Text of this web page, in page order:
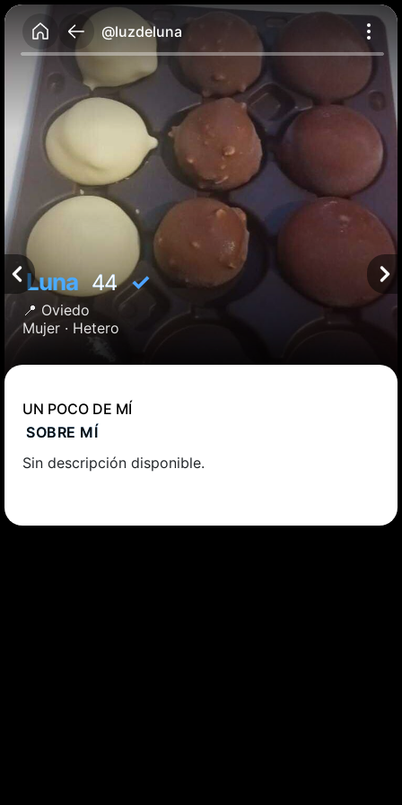
@luzdeluna
Luna44✓
📍 Oviedo
Mujer · Hetero
UN POCO DE MÍ
SOBRE MÍ
Sin descripción disponible.